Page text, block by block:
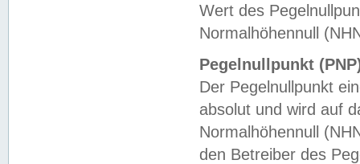
Wert des
Normalhöhennull
Pegelnullpunkt
Der Pegelnullpunkt
absolut und wird auf
Normalhöhennull
den Betreiber des